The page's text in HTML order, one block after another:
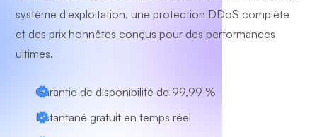
système d'exploitation, une protection DDoS complète
et des prix honnêtes conçus pour des performances
ultimes.
Garantie de disponibilité de 99,99 %
Instantané gratuit en temps réel